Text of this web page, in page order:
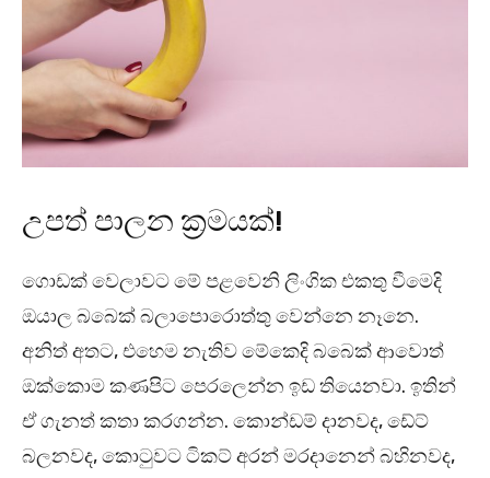
උපත් පාලන ක්‍රමයක්!
ගොඩක් වෙලාවට මේ පළවෙනි ලිංගික එකතු වීමෙදි
ඔයාල බබෙක් බලාපොරොත්තු වෙන්නෙ නෑනෙ.
අනිත් අතට, එහෙම නැතිව මේකෙදි බබෙක් ආවොත්
ඔක්කොම කණපිට පෙරලෙන්න ඉඩ තියෙනවා. ඉතින්
ඒ ගැනත් කතා කරගන්න. කොන්ඩම් දානවද, ඩේට්
බලනවද, කොටුවට ටිකට් අරන් මරදානෙන් බහිනවද,